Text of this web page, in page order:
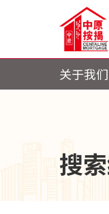
关于我们
搜